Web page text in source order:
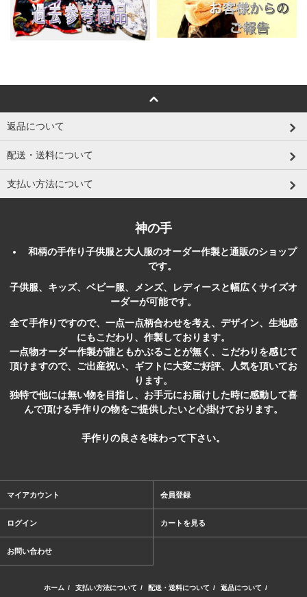
返品について
配送・送料について
支払い方法について
神の手
和柄の手作り子供服と大人服のオーダー作製と通販のショップ
です。
子供服、キッズ、ベビー服、メンズ、レディースと幅広くサイズオ
ーダーが可能です。
全て手作りですので、一点一点柄合わせを考え、デザイン、生地感
にもこだわり、作製しております。
一点物オーダー作製が誰ともかぶることが無く、こだわりを感じて
頂けますので、ご出産祝い、ギフトに大変ご好評、人気を頂いてお
ります。
独特で他には無い物を目指し、お手元にお届けした時に感動して喜
んで頂ける手作りの物をご提供したいと心掛けております。
手作りの良さを味わって下さい。
マイアカウント 会員登録
ログイン カートを見る
お問い合わせ
ホーム / 支払い方法について / 配送・送料について / 返品について /